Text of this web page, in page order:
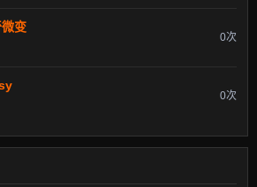
变
0次
0次